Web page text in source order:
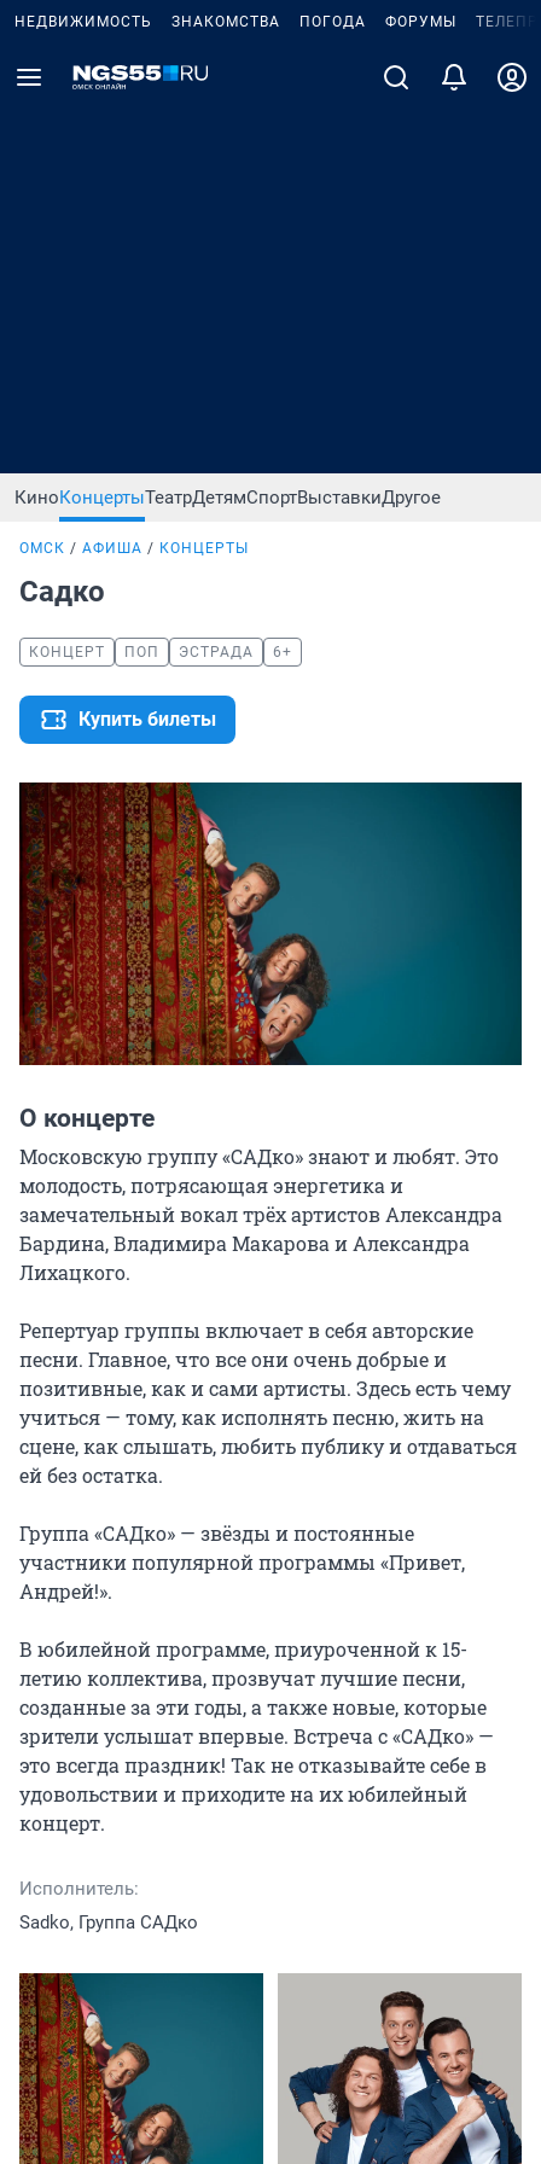
НЕДВИЖИМОСТЬ ЗНАКОМСТВА ПОГОДА ФОРУМЫ
КиноКонцертыТеатрДетямСпортВыставкиДругое
ОМСК АФИША КОНЦЕРТЫ
Садко
КОНЦЕРТ ПОП ЭСТРАДА 6+
Купить билеты
О концерте
Московскую группу «САДко» знают и любят. Это
молодость, потрясающая энергетика и
замечательный вокал трёх артистов Александра
Бардина, Владимира Макарова и Александра
Лихацкого.
Репертуар группы включает в себя авторские
песни. Главное, что все они очень добрые и
позитивные, как и сами артисты. Здесь есть чему
учиться — тому, как исполнять песню, жить на
сцене, как слышать, любить публику и отдаваться
ей без остатка.
Группа «САДко» — звёзды и постоянные
участники популярной программы «Привет,
Андрей!».
В юбилейной программе, приуроченной к 15-
летию коллектива, прозвучат лучшие песни,
созданные за эти годы, а также новые, которые
зрители услышат впервые. Встреча с «САДко» —
это всегда праздник! Так не отказывайте себе в
удовольствии и приходите на их юбилейный
концерт.
Исполнитель:
Sadko, Группа САДко